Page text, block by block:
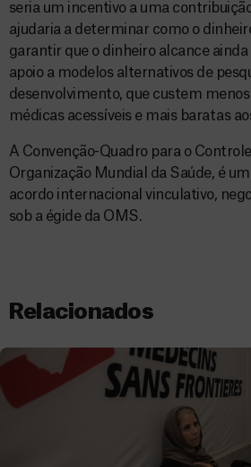
seria um incentivo a uma
ajudaria a determinar como o
garantir que o dinheiro alcance
apoio a modelos alternativos de
desenvolvimento, que custem
médicas acessíveis e mais baratas
A Convenção-Quadro para o
Organização Mundial da Saúde, é
acordo internacional vinculativo,
sob a égide da OMS.
Relacionados